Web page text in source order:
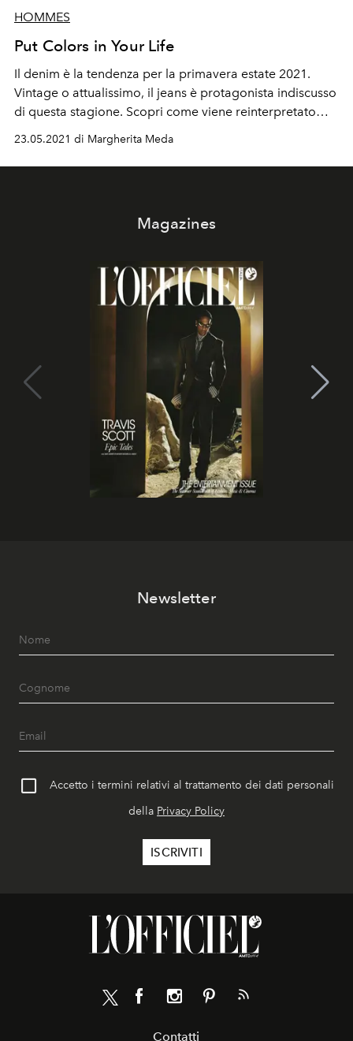
HOMMES
Put Colors in Your Life
Il denim è la tendenza per la primavera estate 2021.
Vintage o attualissimo, il jeans è protagonista indiscusso
di questa stagione. Scopri come viene reinterpretato
dall'editoriale Put Colors in Your Life
23.05.2021 di Margherita Meda
Magazines
Newsletter
Accetto i termini relativi al trattamento dei dati personali
della Privacy Policy
Contatti